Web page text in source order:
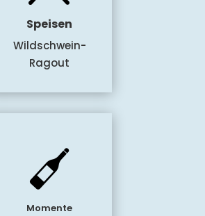
Speisen
Wildschwein-
Ragout
Momente